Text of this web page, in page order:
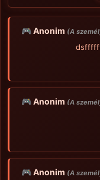
🎮 Anonim (A
🎮 Anonim (A
🎮 Anonim (A